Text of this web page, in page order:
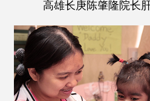
高雄长庚陈肇隆院长